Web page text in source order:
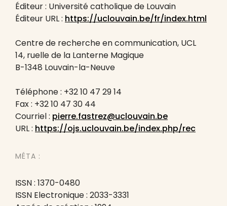
Éditeur : Université catholique de Louvain
Éditeur URL : https://uclouvain.be/fr/index.html
Centre de recherche en communication, UCL
14, ruelle de la Lanterne Magique
B-1348 Louvain-la-Neuve
Téléphone : +32 10 47 29 14
Fax : +32 10 47 30 44
Courriel : pierre.fastrez@uclouvain.be
URL : https://ojs.uclouvain.be/index.php/rec
MÉTA :
ISSN : 1370-0480
ISSN Electronique : 2033-3331